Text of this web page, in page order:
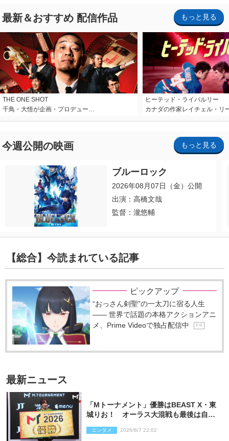
最新＆おすすめ 配信作品 もっと見る
THE ONE SHOT
千鳥・大悟が企画・プロデュー…
ヒーテッド・ライバルリー
カナダの作家レイチェル・リ
今週公開の映画 もっと見る
ブルーロック
2026年08月07日（金）公開
出演：高橋文哉
監督：瀧悠輔
【総合】今読まれている記事
ピックアップ
“おっさん剣聖”の一太刀に宿る人生
―― 世界で話題の本格アクションアニ
メ、Prime Videoで独占配信中
P R
最新ニュース
「Mトーナメント」優勝はBEAST X・東
城りお！ オーラス大混戦も最後は自ら
エンタメ 2026/8/7 22:02